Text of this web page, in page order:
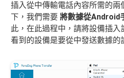
插入從中傳輸電話內容所需的兩
下，我們需要將數據從Android
此，在此過程中，請將設備插入
看到的設備是要從中發送數據的